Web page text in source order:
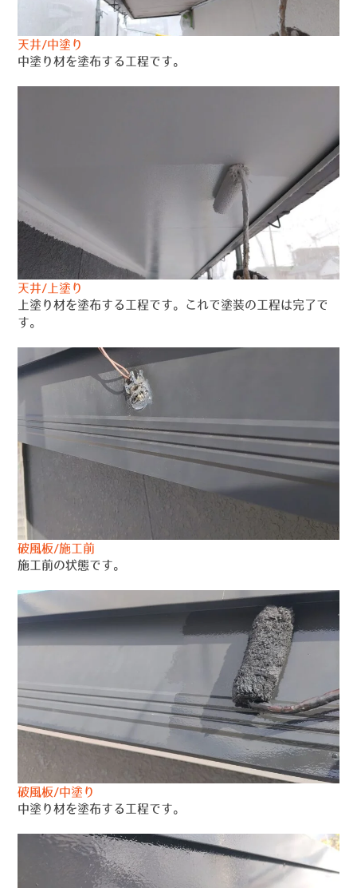
天井/中塗り
中塗り材を塗布する工程です。
天井/上塗り
上塗り材を塗布する工程です。これで塗装の工程は完了で
す。
破風板/施工前
施工前の状態です。
破風板/中塗り
中塗り材を塗布する工程です。